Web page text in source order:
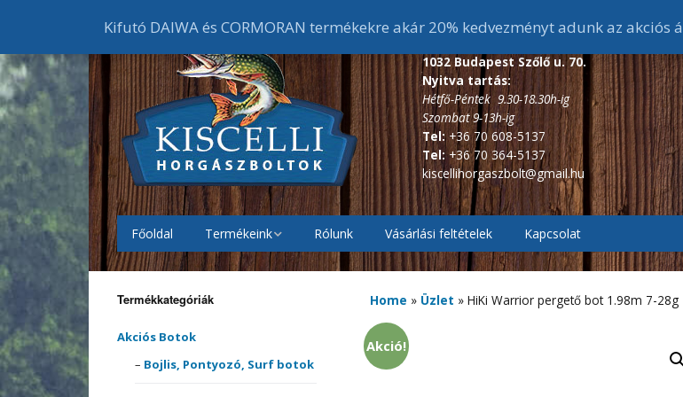
1032 Budapest Szőlő u. 70.
Nyitva tartás:
Hétfő-Péntek 9.30-18.30h-ig
Szombat 9-13h-ig
Tel:+36 70 608-5137
Tel: +36 70 364-5137
kiscellihorgaszbolt@gmail.hu
Főoldal Termékeink
Akciós Botok
Bojlis, Pontyozó, Surf
2.7m és 3 m-s bojlis
Feeder, Picker botok
orsók
Akciós Ruházat
Cipők, Bakancsok,
Rólunk Vásárlási feltételek Kapcsolat
Termékkategóriák
Akciós Botok
Bojlis, Pontyozó, Surf botok
Home » Üzlet »HiKi Warrior pergető bot 1.98m 7-28g
Akció!
Kifutó DAIWA és CORMORAN termékekre akár 20% kedvezményt adunk az